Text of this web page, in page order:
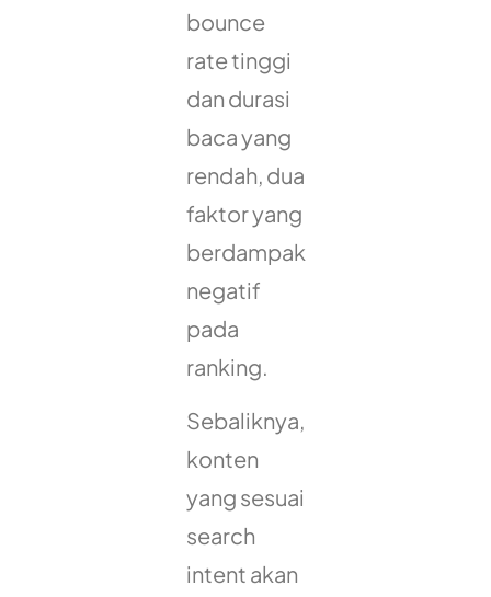
bounce
rate tinggi
dan durasi
baca yang
rendah, dua
faktor yang
berdampak
negatif
pada
ranking.
Sebaliknya,
konten
yang sesuai
search
intent akan